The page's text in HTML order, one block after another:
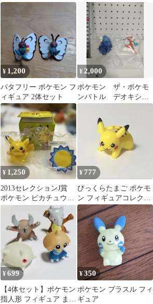
¥ 1,200
バタフリー ポケモン フ
ィギュア 2体セット
¥ 2,000
ポケモン ザ・ポケモ
ンバトル デオキシ
ス フィギュア
¥ 1,250
2013セレクションJ賞
ポケモン ピカチュウド
ール フィギュア
¥ 777
びっくらたまご ポケモ
ン フィギュアコレクシ
ョン バトルスタイル
¥699
【4体セット】ポケモン
指人形 フィギュア まと
¥350
ポケモン プラスル フィ
ギュア